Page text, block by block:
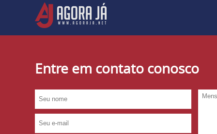
Entre em contato conosco